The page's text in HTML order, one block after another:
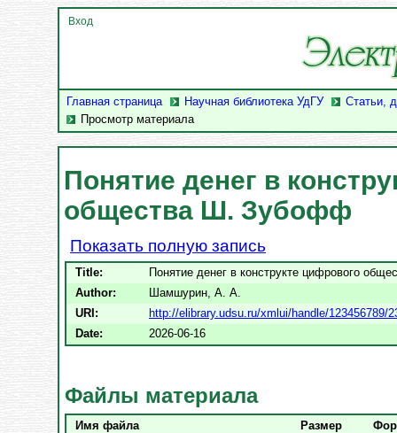
Главная страница Научная библиотека УдГУ
Статьи,
Просмотр материала
Вход
Понятие денег в
общества Ш. Зубофф
Показать полную запись
Title:
Понятие денег в конструкте цифрового
Author:
Шамшурин, А. А.
URI:
http://elibrary.udsu.ru/xmlui/handle/123456789/
Date:
2026-06-16
Файлы материала
Имя файла Размер